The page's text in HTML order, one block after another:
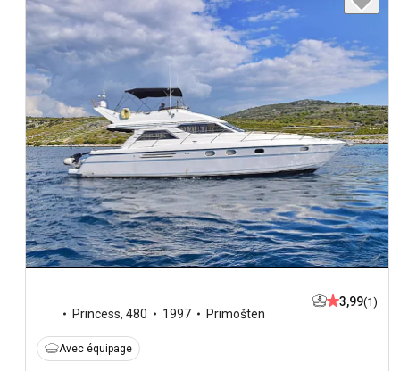
Princess, 480 1997 Primošten
3,99(1)
Avec équipage